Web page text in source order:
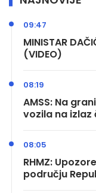
MINISTAR
(VIDEO)
09:47
AMSS: Na
vozila na
08:19
RHMZ:
području
08:05